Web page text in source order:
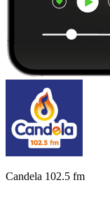
Candela 102.5 fm